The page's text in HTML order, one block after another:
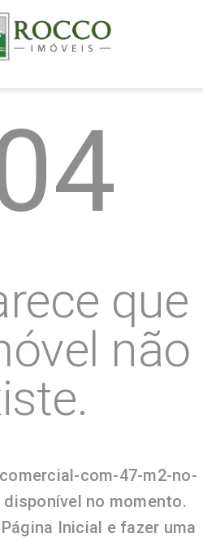
que
não
com-47-m2-no-
no momento.
Inicial e fazer uma